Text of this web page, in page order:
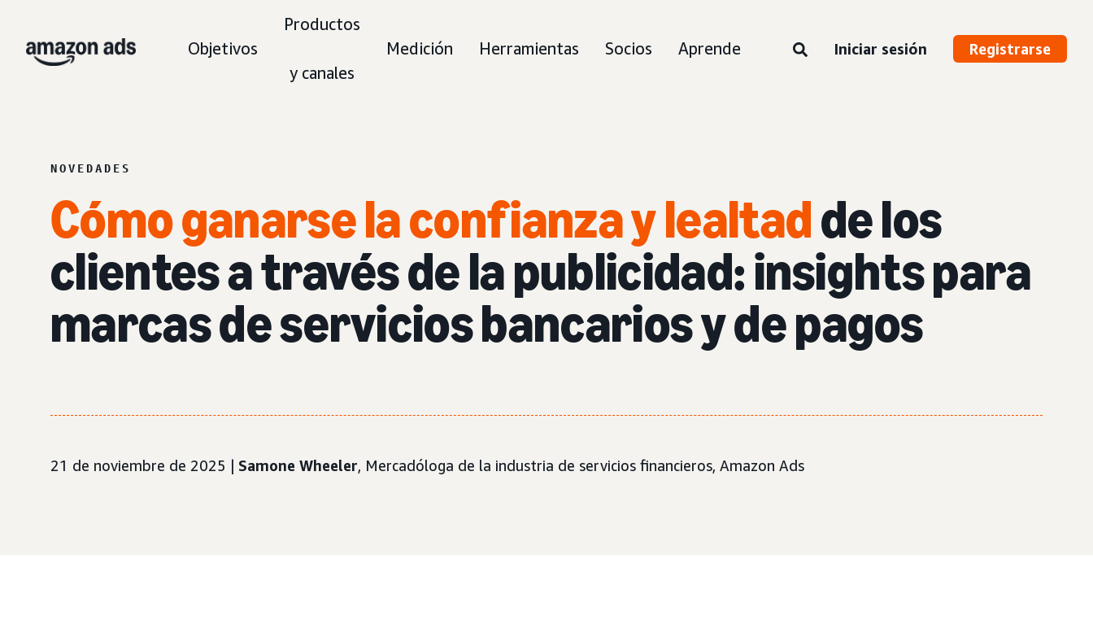
Objetivos
Productos
y canales
Medición Herramientas Socios Aprende Iniciar sesión Registrarse
NOVEDADES
Cómo ganarse la confianza y lealtadde los
clientes a través de la publicidad: insights para
marcas de servicios bancarios y de pagos
21 de noviembre de 2025 | Samone Wheeler, Mercadóloga de la industria de servicios financieros, Amazon Ads